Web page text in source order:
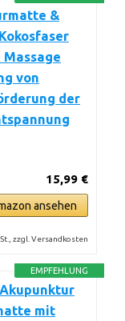
&
von
der
15,99 €
ansehen
zzgl. Versandkosten
EMPFEHLUNG
mit